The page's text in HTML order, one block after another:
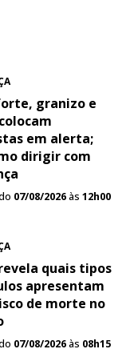
granizo e
em alerta;
dirigir com
07/08/2026às 12h00
quais tipos
apresentam
de morte no
07/08/2026às 08h15